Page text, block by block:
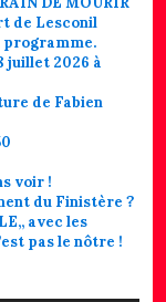
de Lesconil
programme.
juillet 2026 à
de Fabien
voir !
du Finistère ?
avec les
pas le nôtre !